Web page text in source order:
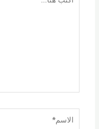
هنا...